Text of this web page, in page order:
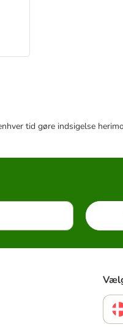
tid gøre indsigelse